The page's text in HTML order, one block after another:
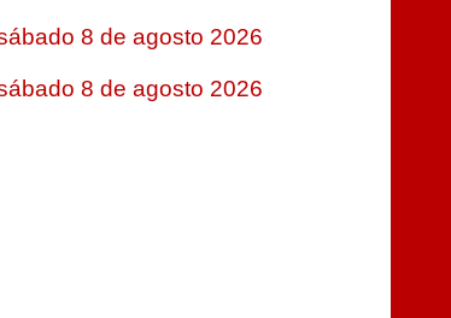
8 de agosto 2026
8 de agosto 2026